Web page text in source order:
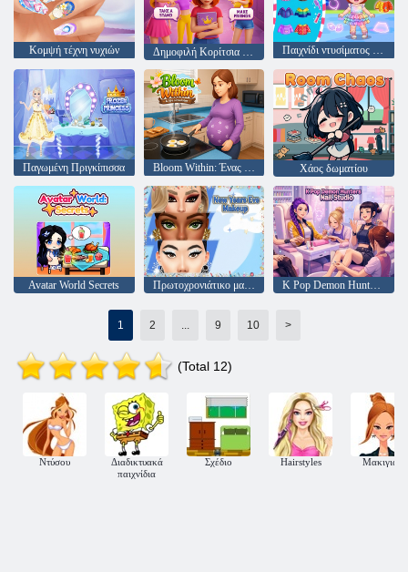
Κομψή τέχνη νυχιών Παιχνίδι ντυσίματος κούκλας
Παγωμένη Πριγκίπισσα Bloom Within: Ένας προσομοιωτής ζωής Χάος δωματίου
Avatar World Secrets Πρωτοχρονιάτικο μακιγιάζ K Pop Demon Hunters Nail Studio
1 2 ... 9 10 >
(Total 12)
Ντύσου
Διαδικτυακά
παιχνίδια
Σχέδιο Hairstyles Μακιγιάζ